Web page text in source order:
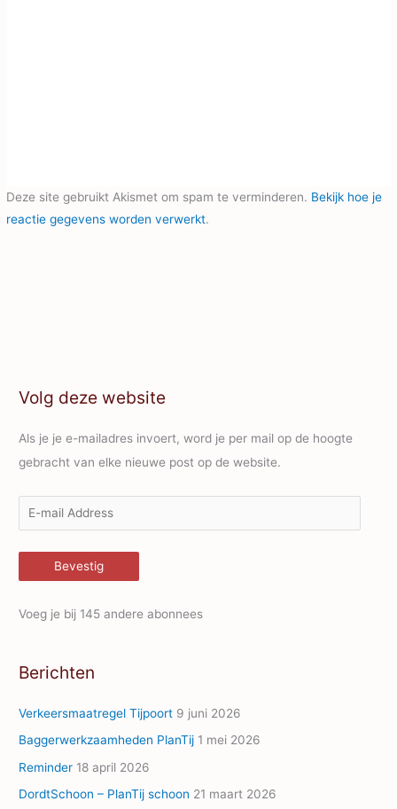
Deze site gebruikt Akismet om spam te verminderen. Bekijk hoe je
reactie gegevens worden verwerkt.
Volg deze website
Als je je e-mailadres invoert, word je per mail op de hoogte
gebracht van elke nieuwe post op de website.
-
m
a
d
r
e
s
s
Bevestig
Voeg je bij 145 andere abonnees
Berichten
Verkeersmaatregel Tijpoort 9 juni 2026
Baggerwerkzaamheden PlanTij 1 mei 2026
Reminder 18 april 2026
DordtSchoon – PlanTij schoon 21 maart 2026